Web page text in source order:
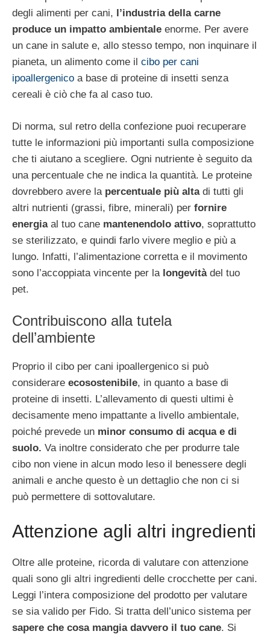
degli alimenti per cani,
l’industria della carne
produce un impatto ambientale enorme. Per avere
un cane in salute e, allo stesso tempo, non inquinare il
pianeta, un alimento come il cibo per cani
ipoallergenico a base di proteine di insetti senza
cereali è ciò che fa al caso tuo.
Di norma, sul retro della confezione puoi recuperare
tutte le informazioni più importanti sulla composizione
che ti aiutano a scegliere. Ogni nutriente è seguito da
una percentuale che ne indica la quantità. Le proteine
dovrebbero avere la percentuale più altadi tutti gli
altri nutrienti (grassi, fibre, minerali) per fornire
energiaal tuo cane mantenendolo attivo, soprattutto
se sterilizzato, e quindi farlo vivere meglio e più a
lungo. Infatti, l’alimentazione corretta e il movimento
sono l’accoppiata vincente per la longevitàdel tuo
pet.
Contribuiscono alla tutela
dell’ambiente
Proprio il cibo per cani ipoallergenico si può
considerare ecosostenibile, in quanto a base di
proteine di insetti. L’allevamento di questi ultimi è
decisamente meno impattante a livello ambientale,
poiché prevede un minor consumo di acqua e di
suolo. Va inoltre considerato che per produrre tale
cibo non viene in alcun modo leso il benessere degli
animali e anche questo è un dettaglio che non ci si
può permettere di sottovalutare.
Attenzione agli altri ingredienti
Oltre alle proteine, ricorda di valutare con attenzione
quali sono gli altri ingredienti delle crocchette per cani.
Leggi l’intera composizione del prodotto per valutare
se sia valido per Fido. Si tratta dell’unico sistema per
sapere che cosa mangia davvero il tuo cane. Si